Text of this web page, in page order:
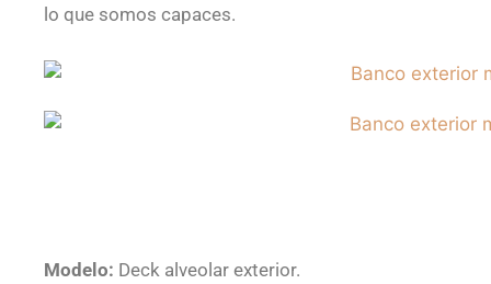
lo que somos capaces.
Modelo: Deck alveolar exterior.